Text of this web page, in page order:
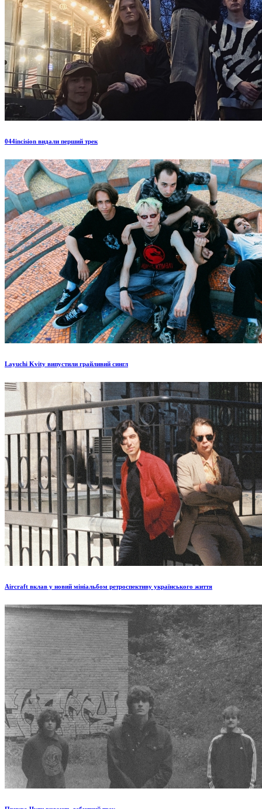
044incision видали перший трек
Layuchi Kvity випустили грайливий сингл
Aircraft вклав у новий мініальбом ретроспективу українського життя